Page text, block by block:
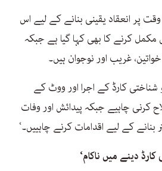
پر انعقاد یقینی بنانے کے لیے اس
کرنے کا بھی کہا گیا ہے جبکہ
غریب اور نوجوان ہیں۔
کارڈ کے اجرا اور ووٹ کے
کرنی چاہیے جبکہ پیدائش اور وفات
کے لیے اقدامات کرنے چاہییں۔‘
دینے میں ناکام‘